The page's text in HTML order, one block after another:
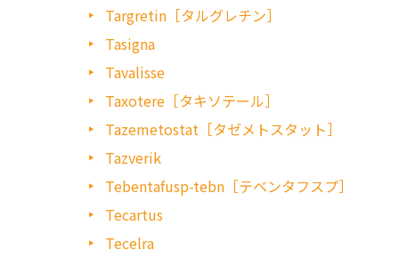
Targretin［タルグレチン］
Tasigna
Tavalisse
Taxotere［タキソテール］
Tazemetostat［タゼメトスタット］
Tazverik
Tebentafusp-tebn［テベンタフスプ］
Tecartus
Tecelra